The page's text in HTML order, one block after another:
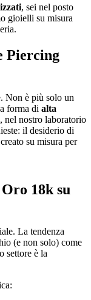
, sei nel posto
gioielli su misura
Piercing
Non è più solo un
forma di alta
nel nostro laboratorio
il desiderio di
su misura per
18k su
La tendenza
(e non solo) come
settore è la